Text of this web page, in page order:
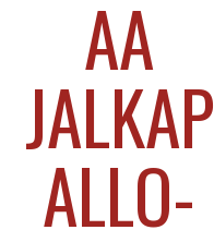
AA
JALKAP
ALLO-